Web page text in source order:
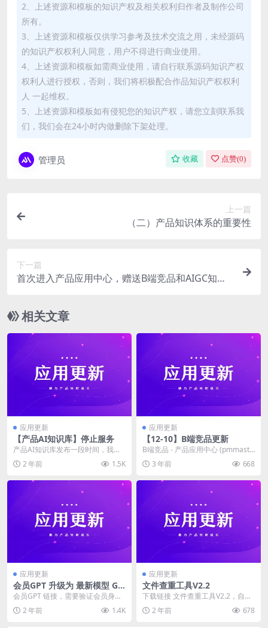
2、上述资源和模板的知识产权及相关权利归作者及制作公司
所有。
3、上述资源和模板仅供学习参考及技术交流之用，未经源码
的知识产权权利人同意，用户不得进行商业使用。
4、上述资源和模板如需商业使用，请自行联系源码知识产权
权利人进行授权，否则，我们将积极配合作品知识产权权利
人 一起维权。
5、上述资源和模板如有侵犯您的知识产权，请您立刻联系我
们，我们会在24小时内做删除下架处理。
管理员 收藏 点赞(0)
上一篇
（二）产品知识体系的重要性
下一篇
首次进入产品应用中心，赠送B端竞品和AIGC知识
相关文章
应用更新
【产品AI知识库】停止服务
产品AI知识库发布一段时间，我的
目标是构建一个按产品知识体系的A
I知识库，但是目...
2 年前 1.5K
应用更新
【12-10】B端竞品更新
B端竞品 - 产品应用中心 (pmmaste
r.co) 业务型后台框架 权限工作...
3 年前 668
应用更新
会员GPT 升级为 最新模型 GP
T 4o-mini，会员免费使用
会员GPT 链接，需要验证会员身份
https://apps.pmmaster....
2 年前 1.4K
应用更新
文件查重工具V2.2
下载链接 文件查重工具V2.2，自动
更新_产品教练 (pmmaster.co) ...
2 年前 678